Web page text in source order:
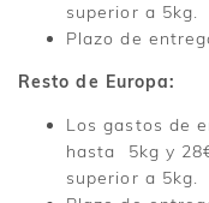
superior a 5kg.
Plazo de
Resto de Europa:
Los gastos de
hasta 5kg y
superior a 5kg.